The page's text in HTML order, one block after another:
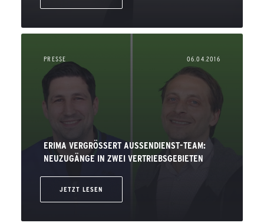
PRESSE 06.04.2016
ERIMA VERGRÖSSERT AUSSENDIENST-TEAM: NE
UZUGÄNGE IN ZWEI VERTRIEBSGEBIETEN
JETZT LESEN